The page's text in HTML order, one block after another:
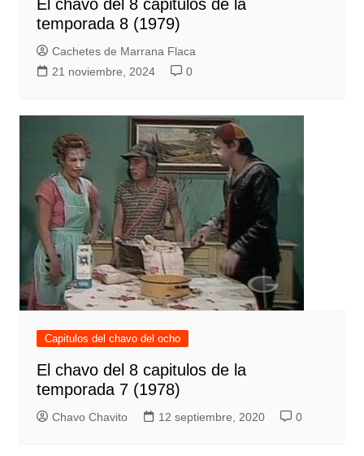
El chavo del 8 capitulos de la
temporada 8 (1979)
Cachetes de Marrana Flaca
21 noviembre, 2024
0
Capitulos del chavo del ocho
El chavo del 8 capitulos de la
temporada 7 (1978)
Chavo Chavito 12 septiembre, 2020 0